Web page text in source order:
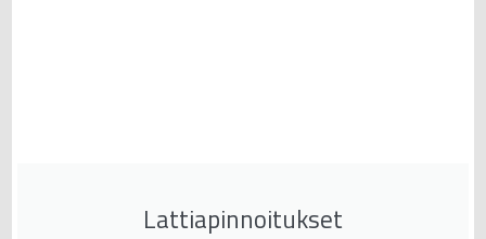
Lattiapinnoitukset